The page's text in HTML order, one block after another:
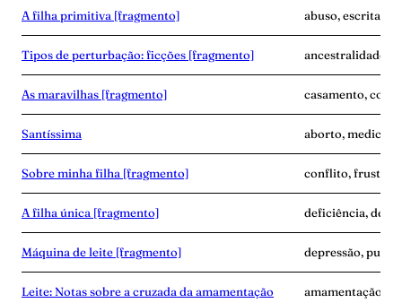
A filha primitiva [fragmento] abuso, escrita,
Tipos de perturbação: ficções [fragmento] ancestralidade,
As maravilhas [fragmento] casamento,
Santíssima aborto,
Sobre minha filha [fragmento] conflito,
A filha única [fragmento] deficiência,
Máquina de leite [fragmento] depressão,
Leite: Notas sobre a cruzada da amamentação amamentação,